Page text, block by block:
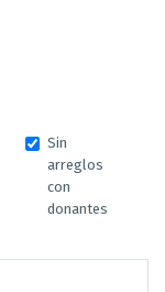
Sin
arreglos
con
donantes